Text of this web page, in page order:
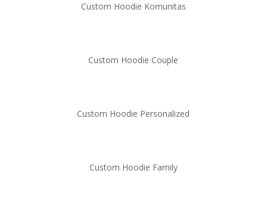
Custom Hoodie Komunitas
Custom Hoodie Couple
Custom Hoodie Personalized
Custom Hoodie Family